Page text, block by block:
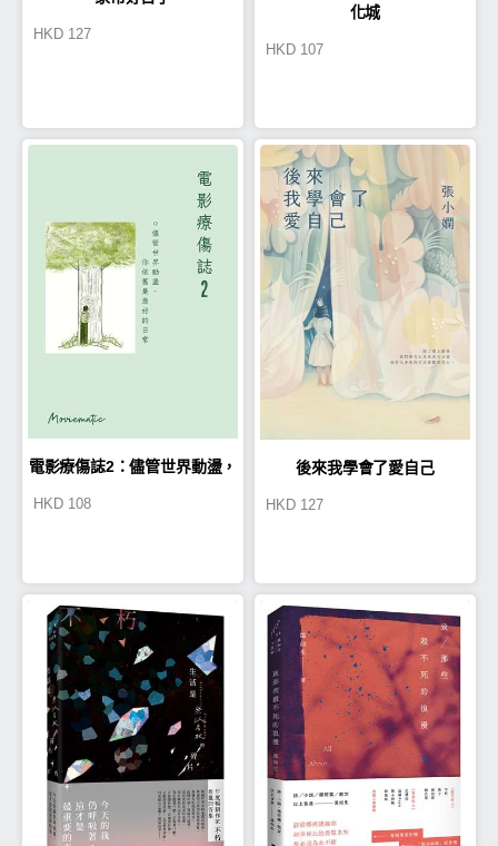
HKD 127
化城
HKD 107
電影療傷誌2：儘管世界動盪，
HKD 108
後來我學會了愛自己
HKD 127